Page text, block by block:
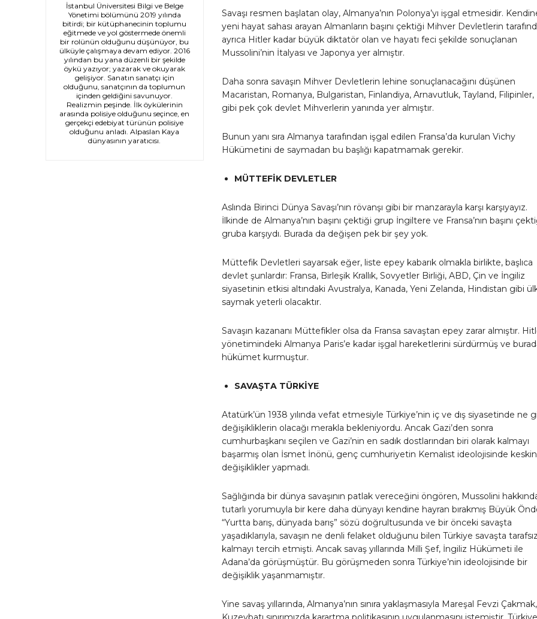
İstanbul Üniversitesi Bilgi ve Belge
Yönetimi bölümünü 2019 yılında
bitirdi; bir kütüphanecinin toplumu
eğitmede ve yol göstermede önemli
bir rolünün olduğunu düşünüyor, bu
ülküyle çalışmaya devam ediyor. 2016
yılından bu yana düzenli bir şekilde
öykü yazıyor; yazarak ve okuyarak
gelişiyor. Sanatın sanatçı için
olduğunu, sanatçının da toplumun
içinden geldiğini savunuyor.
Realizmin peşinde. İlk öykülerinin
arasında polisiye olduğunu seçince, en
gerçekçi edebiyat türünün polisiye
olduğunu anladı. Alpaslan Kaya
dünyasının yaratıcısı.
Savaşı resmen başlatan olay, Almanya’nın Polonya’yı işgal etmesidir.
yeni hayat sahası arayan Almanların başını çektiği Mihver Devletlerin
ayrıca Hitler kadar büyük diktatör olan ve hayatı feci şekilde sonuçlanan
Mussolini’nin İtalyası ve Japonya yer almıştır.
Daha sonra savaşın Mihver Devletlerin lehine sonuçlanacağını düşünen
Macaristan, Romanya, Bulgaristan, Finlandiya, Arnavutluk, Tayland, Filipinler,
gibi pek çok devlet Mihverlerin yanında yer almıştır.
Bunun yanı sıra Almanya tarafından işgal edilen Fransa’da kurulan Vichy
Hükümetini de saymadan bu başlığı kapatmamak gerekir.
MÜTTEFİK DEVLETLER
Aslında Birinci Dünya Savaşı’nın rövanşı gibi bir manzarayla karşı karşıyayız.
İlkinde de Almanya’nın başını çektiği grup İngiltere ve Fransa’nın başını
gruba karşıydı. Burada da değişen pek bir şey yok.
Müttefik Devletleri sayarsak eğer, liste epey kabarık olmakla birlikte, başlıca
devlet şunlardır: Fransa, Birleşik Krallık, Sovyetler Birliği, ABD, Çin ve İngiliz
siyasetinin etkisi altındaki Avustralya, Kanada, Yeni Zelanda, Hindistan gibi
saymak yeterli olacaktır.
Savaşın kazananı Müttefikler olsa da Fransa savaştan epey zarar almıştır.
yönetimindeki Almanya Paris’e kadar işgal hareketlerini sürdürmüş ve
hükümet kurmuştur.
SAVAŞTA TÜRKİYE
Atatürk’ün 1938 yılında vefat etmesiyle Türkiye’nin iç ve dış siyasetinde ne
değişikliklerin olacağı merakla bekleniyordu. Ancak Gazi’den sonra
cumhurbaşkanı seçilen ve Gazi’nin en sadık dostlarından biri olarak kalmayı
başarmış olan İsmet İnönü, genç cumhuriyetin Kemalist ideolojisinde keskin
değişiklikler yapmadı.
Sağlığında bir dünya savaşının patlak vereceğini öngören, Mussolini
tutarlı yorumuyla bir kere daha dünyayı kendine hayran bırakmış Büyük
“Yurtta barış, dünyada barış” sözü doğrultusunda ve bir önceki savaşta
yaşadıklarıyla, savaşın ne denli felaket olduğunu bilen Türkiye savaşta tarafsız
kalmayı tercih etmişti. Ancak savaş yıllarında Milli Şef, İngiliz Hükümeti ile
Adana’da görüşmüştür. Bu görüşmeden sonra Türkiye’nin ideolojisinde bir
değişiklik yaşanmamıştır.
Yine savaş yıllarında, Almanya’nın sınıra yaklaşmasıyla Mareşal Fevzi Çakmak,